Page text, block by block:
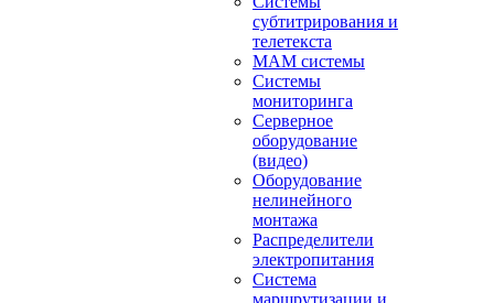
субтитрирования и
телетекста
MAM системы
Системы
мониторинга
Серверное
оборудование
(видео)
Оборудование
нелинейного
монтажа
Распределители
электропитания
Система
маршрутизации и